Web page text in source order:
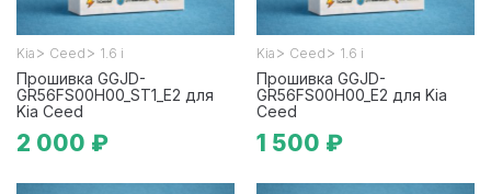
Kia > Ceed > 1.6 i
Прошивка GGJD-
GR56FS00H00_ST1_E2 для
Kia Ceed
2 000 ₽
Kia > Ceed > 1.6 i
Прошивка GGJD-
GR56FS00H00_E2 для Kia
Ceed
1 500 ₽